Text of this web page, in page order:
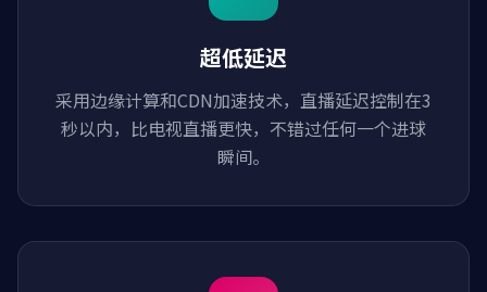
超低延迟
采用边缘计算和CDN加速技术，直播延迟控制在3
秒以内，比电视直播更快，不错过任何一个进球
瞬间。